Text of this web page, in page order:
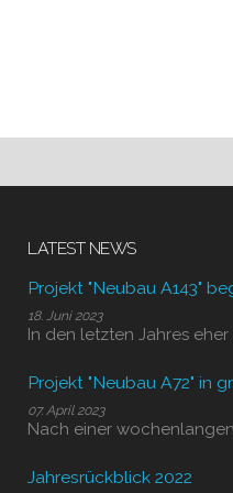
LATEST NEWS
Projekt "Neubau A143"
18. Juni 2023
In den letzten Jahres
Projekt "Neubau A72" in
07. April 2023
Nach einer
Jahresrückblick 2022